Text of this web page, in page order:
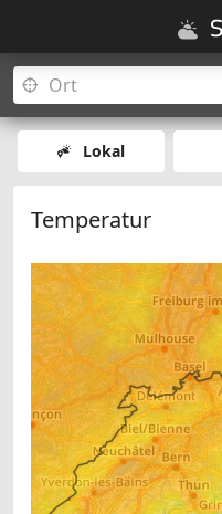
Lokal
Temperatur